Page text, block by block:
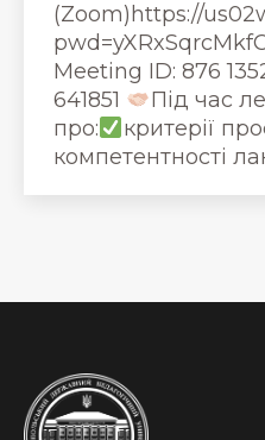
(Zoom)https://
Meeting ID: 876
641851
Під час
про:
критерії
компетентності